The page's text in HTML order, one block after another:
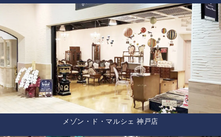
メゾン・ド・マルシェ 神戸店